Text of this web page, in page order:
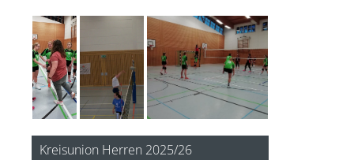
Kreisunion Herren 2025/26